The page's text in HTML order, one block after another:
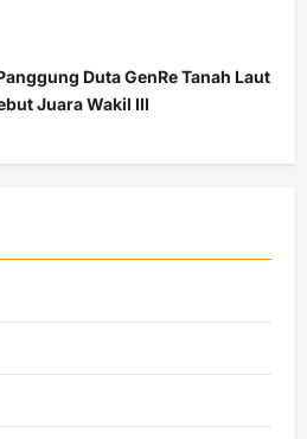
Duta GenRe Tanah Laut
Juara Wakil III